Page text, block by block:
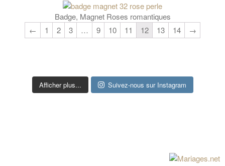
Badge, Magnet Roses romantiques
←
1 2 3 … 9 10 11 12 13 14 →
Afficher plus... Suivez-nous sur Instagram